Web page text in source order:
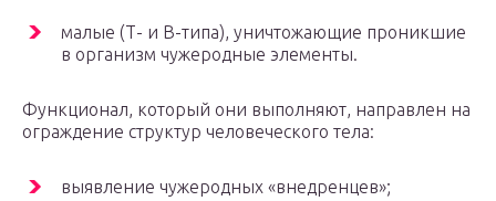
малые (Т- и В-типа), уничтожающие проникшие
в организм чужеродные элементы.
Функционал, который они выполняют, направлен на
ограждение структур человеческого тела:
выявление чужеродных «внедренцев»;